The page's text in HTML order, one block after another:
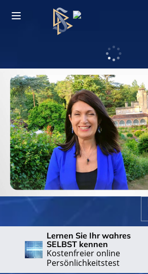
Lernen Sie Ihr wahres
SELBST kennen
Kostenfreier online
Persönlichkeitstest